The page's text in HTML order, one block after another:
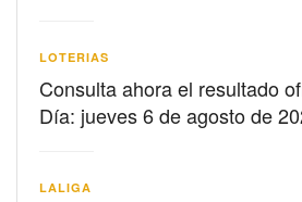
LOTERIAS
Consulta ahora el resultado
Día: jueves 6 de agosto de
LALIGA